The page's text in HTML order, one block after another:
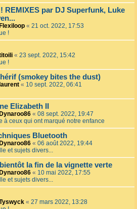
REMIXES par DJ Superfunk, Luke
Flexiloop « 21 oct. 2022, 17:53
!
« 23 sept. 2022, 15:42
!
(smokey bites the dust)
laurent « 10 sept. 2022, 06:41
Elizabeth II
Dynaroo86 « 08 sept. 2022, 19:47
à ceux qui ont marqué notre enfance
Bluetooth
Dynaroo86 « 06 août 2022, 19:44
et sujets divers...
la fin de la vignette verte
Dynaroo86 « 10 mai 2022, 17:55
et sujets divers...
« 27 mars 2022, 13:28